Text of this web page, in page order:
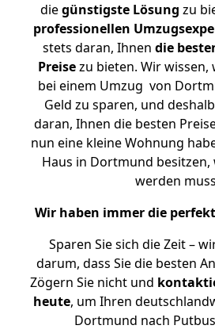
diegünstigste Lösung zu
professionellen
stets daran, Ihnen die
Preisezu bieten. Wir wissen,
bei einem Umzug von
Geld zu sparen, und
daran, Ihnen die besten
nun eine kleine Wohnung
Haus in Dortmund besitzen,
werden
Wir haben immer die
Sparen Sie sich die Zeit –
darum, dass Sie die besten
Zögern Sie nicht und
heute, um Ihren
Dortmund nach